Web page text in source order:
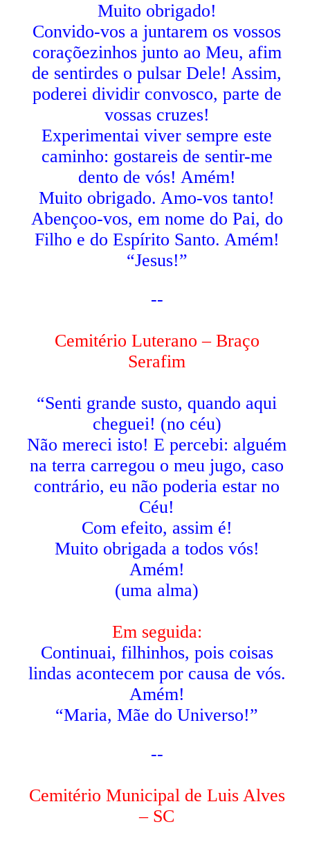
Muito obrigado!
Convido-vos a juntarem os vossos
coraçõezinhos junto ao Meu, afim
de sentirdes o pulsar Dele! Assim,
poderei dividir convosco, parte de
vossas cruzes!
Experimentai viver sempre este
caminho: gostareis de sentir-me
dento de vós! Amém!
Muito obrigado. Amo-vos tanto!
Abençoo-vos, em nome do Pai, do
Filho e do Espírito Santo. Amém!
“Jesus!”
--
Cemitério Luterano – Braço
Serafim
“Senti grande susto, quando aqui
cheguei! (no céu)
Não mereci isto! E percebi: alguém
na terra carregou o meu jugo, caso
contrário, eu não poderia estar no
Céu!
Com efeito, assim é!
Muito obrigada a todos vós!
Amém!
(uma alma)
Em seguida:
Continuai, filhinhos, pois coisas
lindas acontecem por causa de vós.
Amém!
“Maria, Mãe do Universo!”
--
Cemitério Municipal de Luis Alves
– SC